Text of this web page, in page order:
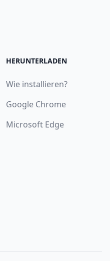
HERUNTERLADEN
Wie installieren?
Google Chrome
Microsoft Edge